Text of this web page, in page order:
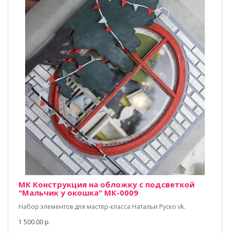
МК Конструкция на обложку с подсветкой
"Мальчик у окошка" МК-0009
Набор элементов для мастер-класса Натальи Руско vk.
1 500.00 р.